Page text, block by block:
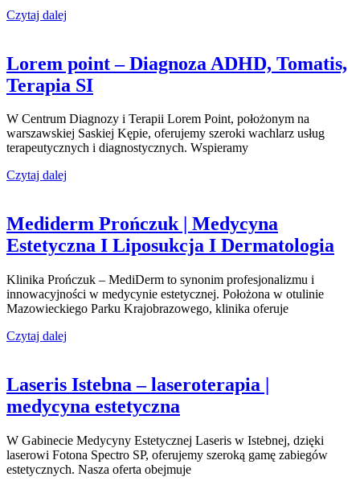
Czytaj dalej
Lorem point – Diagnoza ADHD, Tomatis,
Terapia SI
W Centrum Diagnozy i Terapii Lorem Point, położonym na
warszawskiej Saskiej Kępie, oferujemy szeroki wachlarz usług
terapeutycznych i diagnostycznych. Wspieramy
Czytaj dalej
Mediderm Prończuk | Medycyna
Estetyczna I Liposukcja I Dermatologia
Klinika Prończuk – MediDerm to synonim profesjonalizmu i
innowacyjności w medycynie estetycznej. Położona w otulinie
Mazowieckiego Parku Krajobrazowego, klinika oferuje
Czytaj dalej
Laseris Istebna – laseroterapia |
medycyna estetyczna
W Gabinecie Medycyny Estetycznej Laseris w Istebnej, dzięki
laserowi Fotona Spectro SP, oferujemy szeroką gamę zabiegów
estetycznych. Nasza oferta obejmuje